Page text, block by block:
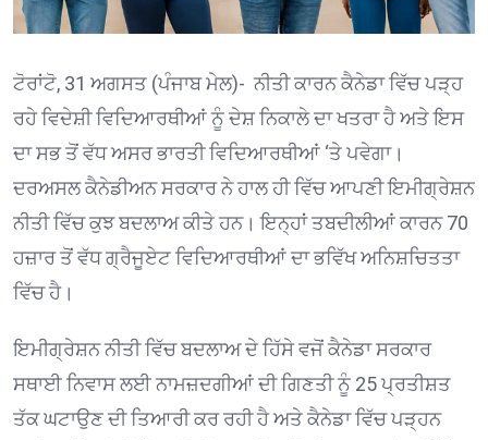
ਟੋਰਾਂਟੋ, 31 ਅਗਸਤ (ਪੰਜਾਬ ਮੇਲ)- ਨੀਤੀ ਕਾਰਨ ਕੈਨੇਡਾ ਵਿੱਚ ਪੜ੍ਹ
ਰਹੇ ਵਿਦੇਸ਼ੀ ਵਿਦਿਆਰਥੀਆਂ ਨੂੰ ਦੇਸ਼ ਨਿਕਾਲੇ ਦਾ ਖਤਰਾ ਹੈ ਅਤੇ ਇਸ
ਦਾ ਸਭ ਤੋਂ ਵੱਧ ਅਸਰ ਭਾਰਤੀ ਵਿਦਿਆਰਥੀਆਂ ‘ਤੇ ਪਵੇਗਾ।
ਦਰਅਸਲ ਕੈਨੇਡੀਅਨ ਸਰਕਾਰ ਨੇ ਹਾਲ ਹੀ ਵਿੱਚ ਆਪਣੀ ਇਮੀਗ੍ਰੇਸ਼ਨ
ਨੀਤੀ ਵਿੱਚ ਕੁਝ ਬਦਲਾਅ ਕੀਤੇ ਹਨ। ਇਨ੍ਹਾਂ ਤਬਦੀਲੀਆਂ ਕਾਰਨ 70
ਹਜ਼ਾਰ ਤੋਂ ਵੱਧ ਗ੍ਰੈਜੂਏਟ ਵਿਦਿਆਰਥੀਆਂ ਦਾ ਭਵਿੱਖ ਅਨਿਸ਼ਚਿਤਤਾ
ਵਿੱਚ ਹੈ।
ਇਮੀਗ੍ਰੇਸ਼ਨ ਨੀਤੀ ਵਿੱਚ ਬਦਲਾਅ ਦੇ ਹਿੱਸੇ ਵਜੋਂ ਕੈਨੇਡਾ ਸਰਕਾਰ
ਸਥਾਈ ਨਿਵਾਸ ਲਈ ਨਾਮਜ਼ਦਗੀਆਂ ਦੀ ਗਿਣਤੀ ਨੂੰ 25 ਪ੍ਰਤੀਸ਼ਤ
ਤੱਕ ਘਟਾਉਣ ਦੀ ਤਿਆਰੀ ਕਰ ਰਹੀ ਹੈ ਅਤੇ ਕੈਨੇਡਾ ਵਿੱਚ ਪੜ੍ਹਨ